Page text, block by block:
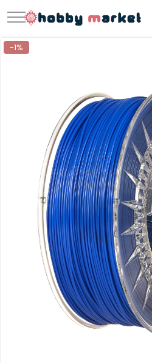
Toate Produsele
PLA SILK
PA12
Piese si componente imprimante
3D si CNC
Piese electrice si electronice
Piese mecanice
Pat printare
Cap printare
-1%